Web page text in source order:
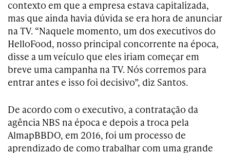
contexto em que a empresa estava capitalizada,
mas que ainda havia dúvida se era hora de anunciar
na TV. “Naquele momento, um dos executivos do
HelloFood, nosso principal concorrente na época,
disse a um veículo que eles iriam começar em
breve uma campanha na TV. Nós corremos para
entrar antes e isso foi decisivo”, diz Santos.
De acordo com o executivo, a contratação da
agência NBS na época e depois a troca pela
AlmapBBDO, em 2016, foi um processo de
aprendizado de como trabalhar com uma grande